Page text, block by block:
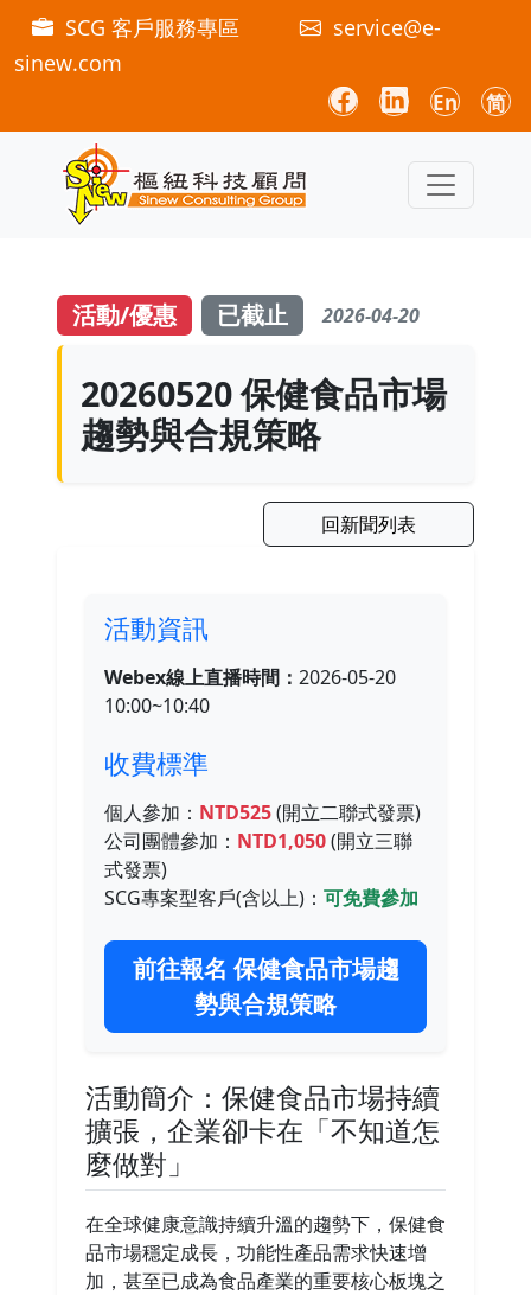
SCG 客戶服務專區
service@e-
sinew.com
En 简
活動/優惠 已截止 2026-04-20
20260520 保健食品市場
趨勢與合規策略
回新聞列表
活動資訊
Webex線上直播時間： 2026-05-20
10:00~10:40
收費標準
個人參加： NTD525(開立二聯式發票)
公司團體參加： NTD1,050(開立三聯
式發票)
SCG專案型客戶(含以上)： 可免費參加
前往報名 保健食品市場趨
勢與合規策略
活動簡介：保健食品市場持續
擴張，企業卻卡在「不知道怎
麼做對」
在全球健康意識持續升溫的趨勢下，保健食
品市場穩定成長，功能性產品需求快速增
加，甚至已成為食品產業的重要核心板塊之